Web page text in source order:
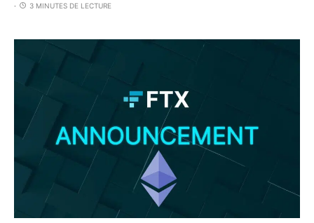
3 MINUTES DE LECTURE